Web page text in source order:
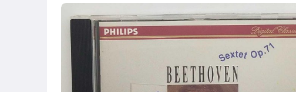
[全店] 週年慶